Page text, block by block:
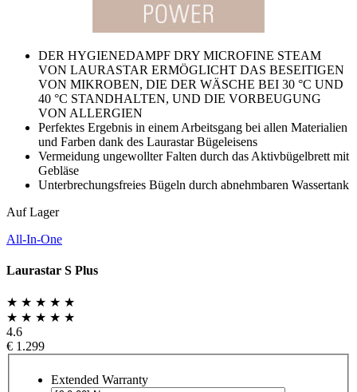
DER HYGIENEDAMPF DRY MICROFINE STEAM
VON LAURASTAR ERMÖGLICHT DAS BESEITIGEN
VON MIKROBEN, DIE DER WÄSCHE BEI 30 °C UND
40 °C STANDHALTEN, UND DIE VORBEUGUNG
VON ALLERGIEN
Perfektes Ergebnis in einem Arbeitsgang bei allen Materialien
und Farben dank des Laurastar Bügeleisens
Vermeidung ungewollter Falten durch das Aktivbügelbrett mit
Gebläse
Unterbrechungsfreies Bügeln durch abnehmbaren Wassertank
Auf Lager
All-In-One
Laurastar S Plus
★ ★ ★ ★ ★
★ ★ ★ ★ ★
4.6
€ 1.299
Extended Warranty